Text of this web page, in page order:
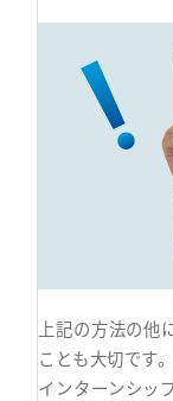
上記の方法の他
ことも大切です。
インターンシッ